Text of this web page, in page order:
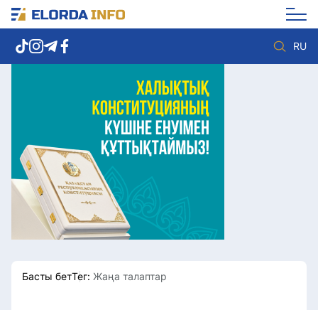
RU
Елорда жаңалықтары
Көзқарас
Саясат
Видео
Әлеумет
Экономика
Спорт
Мәдениет
Басты бетТег: Жаңа талаптар